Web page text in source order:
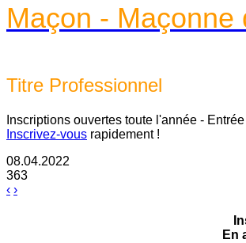
Maçon - Maçonne
Titre Professionnel
Inscriptions ouvertes toute l'année -
Inscrivez-vous rapidement !
08.04.2022
363
‹ ›
En